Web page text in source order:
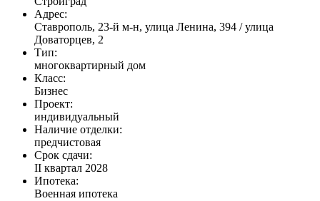
Адрес:
Ставрополь, 23-й м-н, улица Ленина, 394 / улица
Доваторцев, 2
Тип:
многоквартирный дом
Класс:
Бизнес
Проект:
индивидуальный
Наличие отделки:
предчистовая
Срок сдачи:
II квартал 2028
Ипотека:
Военная ипотека